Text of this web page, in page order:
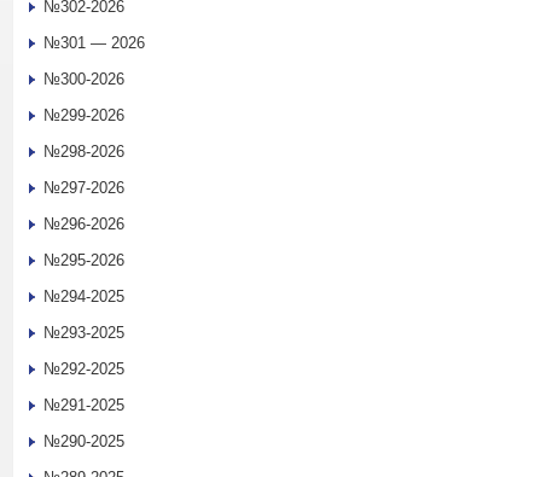
№302-2026
№301 — 2026
№300-2026
№299-2026
№298-2026
№297-2026
№296-2026
№295-2026
№294-2025
№293-2025
№292-2025
№291-2025
№290-2025